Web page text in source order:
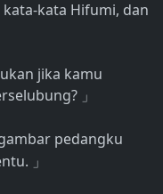
kata Hifumi, dan
jika kamu
」
pedangku
」